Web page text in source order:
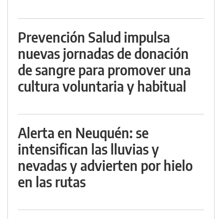
Prevención Salud impulsa
nuevas jornadas de donación
de sangre para promover una
cultura voluntaria y habitual
Alerta en Neuquén: se
intensifican las lluvias y
nevadas y advierten por hielo
en las rutas